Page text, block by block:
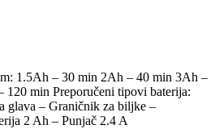
1.5Ah – 30 min 2Ah – 40 min 3Ah –
min Preporučeni tipovi baterija:
glava – Graničnik za biljke –
2 Ah – Punjač 2.4 A